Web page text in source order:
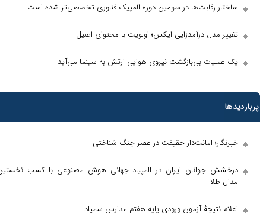
در سومین دوره المپیک فناوری تخصصی‌تر شده است
درآمدزایی ایکس؛ اولویت با محتوای اصیل
بی‌بازگشت نیروی هوایی ارتش به سینما می‌آید
امانت‌دار حقیقت در عصر جنگ شناختی
ایران در المپیاد جهانی هوش مصنوعی با کسب نخستین
آزمون ورودی پایه هفتم مدارس سمپاد